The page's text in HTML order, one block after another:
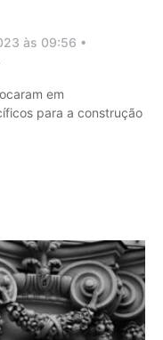
às 09:56 •
em
para a construção